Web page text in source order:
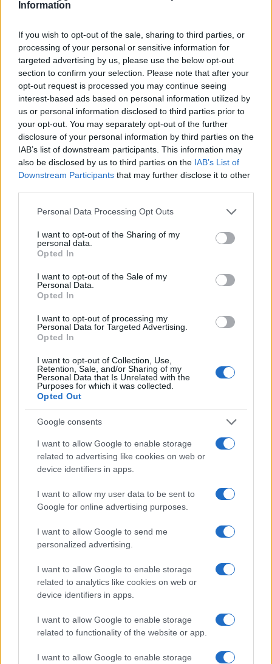
Information
If you wish to opt-out of the sale, sharing to third parties, or
processing of your personal or sensitive information for
targeted advertising by us, please use the below opt-out
section to confirm your selection. Please note that after your
opt-out request is processed you may continue seeing
interest-based ads based on personal information utilized by
us or personal information disclosed to third parties prior to
your opt-out. You may separately opt-out of the further
disclosure of your personal information by third parties on the
IAB’s list of downstream participants. This information may
also be disclosed by us to third parties on the IAB’s List of
Downstream Participants that may further disclose it to other
Please note that this website/app uses one or more Google
not limited to your visit or usage behaviour. You may click to
grant or deny consent to Google and its third-party tags to
use your data for below specified purposes in below Google
consent section.
Personal Data Processing Opt Outs
I want to opt-out of the Sharing of my
personal data.
Opted In
I want to opt-out of the Sale of my
Personal Data.
Opted In
I want to opt-out of processing my
Personal Data for Targeted Advertising.
Opted In
I want to opt-out of Collection, Use,
Retention, Sale, and/or Sharing of my
Personal Data that Is Unrelated with the
Purposes for which it was collected.
Opted Out
Google consents
I want to allow Google to enable storage
related to advertising like cookies on web or
device identifiers in apps.
I want to allow my user data to be sent to
Google for online advertising purposes.
I want to allow Google to send me
personalized advertising.
I want to allow Google to enable storage
related to analytics like cookies on web or
device identifiers in apps.
I want to allow Google to enable storage
related to functionality of the website or app.
I want to allow Google to enable storage
Inviaci le tue segnalazioni,
i tuoi video e le tue foto
Su WhatsApp al numero +39
345 356 7512
Ricevi le nostre ultime news
Condividi l'articolo
F
a
ce
b
o
k
T
w
it
te
Pi
n
te
re
st
W
at
s
A
p
p
S
a
re
Articolo precedente
Prossimo articolo
NOTIZIE RECENTI
Ristorante distrutto dalle fiamme a La
Le previsioni meteo per il weekend a Olbia e in
vivo: un amico vip svela come fa
Calangianus, dopo le polemiche il centro
accoglienza minori chiude
Olbia, divieto di sosta contro spaccio e degrado:
esplode la protesta